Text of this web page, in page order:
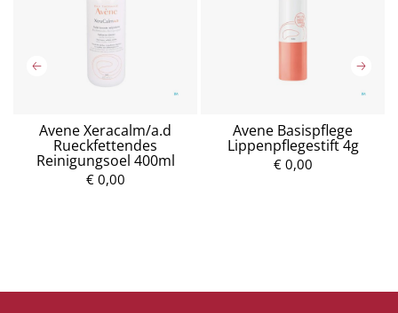
Avene Xeracalm/a.d
Rueckfettendes
Reinigungsoel 400ml
€ 0,00
Avene Basispflege
Lippenpflegestift 4g
€ 0,00